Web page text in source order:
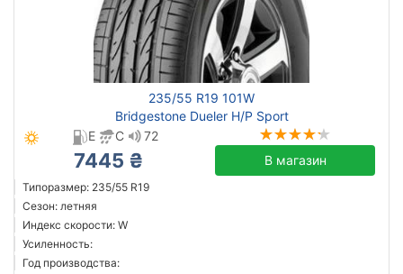
235/55 R19 101W
Bridgestone Dueler H/P Sport
E
C 72
7445 ₴ В магазин
Типоразмер: 235/55 R19
Сезон: летняя
Индекс скорости: W
Усиленность:
Год производства: